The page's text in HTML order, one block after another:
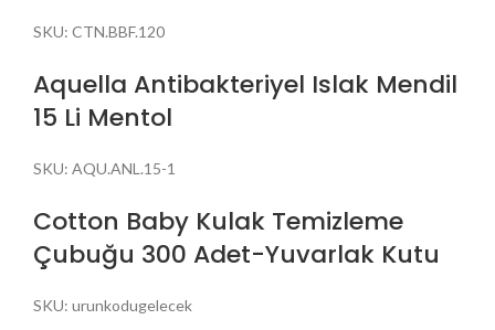
SKU: CTN.BBF.120
Aquella Antibakteriyel Islak Mendil
15 Li Mentol
SKU: AQU.ANL.15-1
Cotton Baby Kulak Temizleme
Çubuğu 300 Adet-Yuvarlak Kutu
SKU: urunkodugelecek